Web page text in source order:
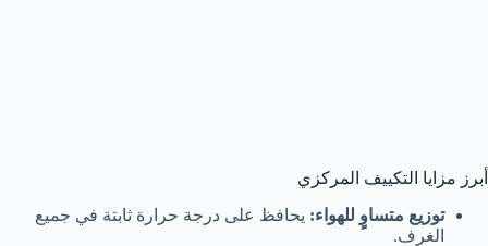
أبرز مزايا التكييف المركزي
توزيع متساوٍ للهواء: يحافظ على درجة حرارة ثابتة في جميع
الغرف.